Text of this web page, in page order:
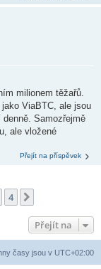
milionem těžařů.
ViaBTC, ale jsou
Samozřejmě
ale vložené
Přejít na příspěvek
4
Přejít na
časy jsou v UTC+02:00